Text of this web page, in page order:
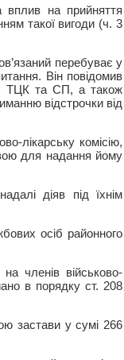
вплив на прийняття
такої вигоди (ч. 3
перебуває у
Він повідомив
ТЦК та СП, а також
відстрочки від
лікарську комісію,
для надання йому
діяв під їхнім
осіб районного
членів військово-
в порядку ст. 208
застави у сумі 266